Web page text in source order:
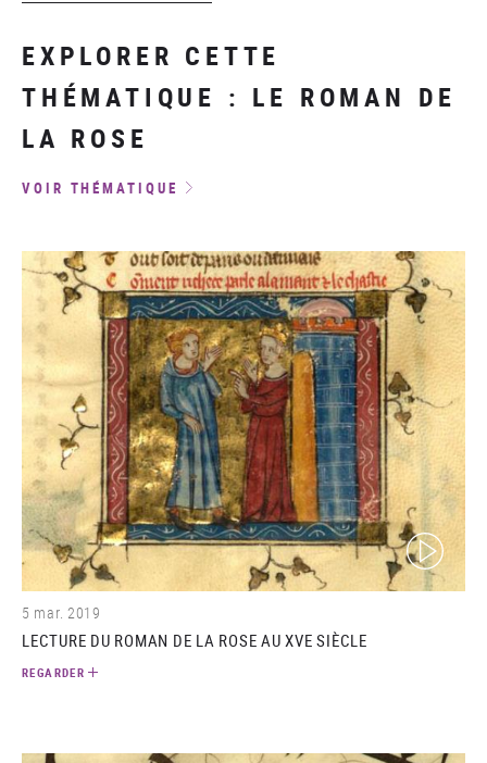
EXPLORER CETTE
THÉMATIQUE : LE ROMAN DE
LA ROSE
VOIR THÉMATIQUE
(video)
5 mar. 2019
LECTURE DU ROMAN DE LA ROSE AU XVE SIÈCLE
REGARDER